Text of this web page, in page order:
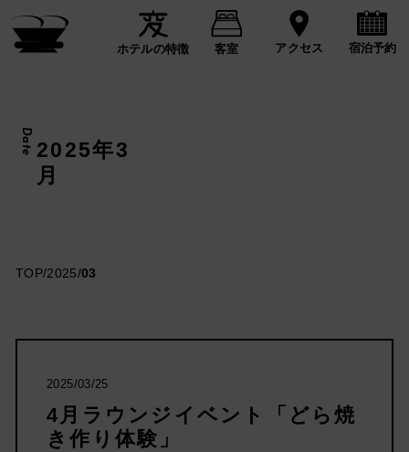
ホテルの特徴 客室 アクセス 宿泊予約
Date 2025年3
月
TOP/2025/03
2025/03/25
4月ラウンジイベント「どら焼
き作り体験」